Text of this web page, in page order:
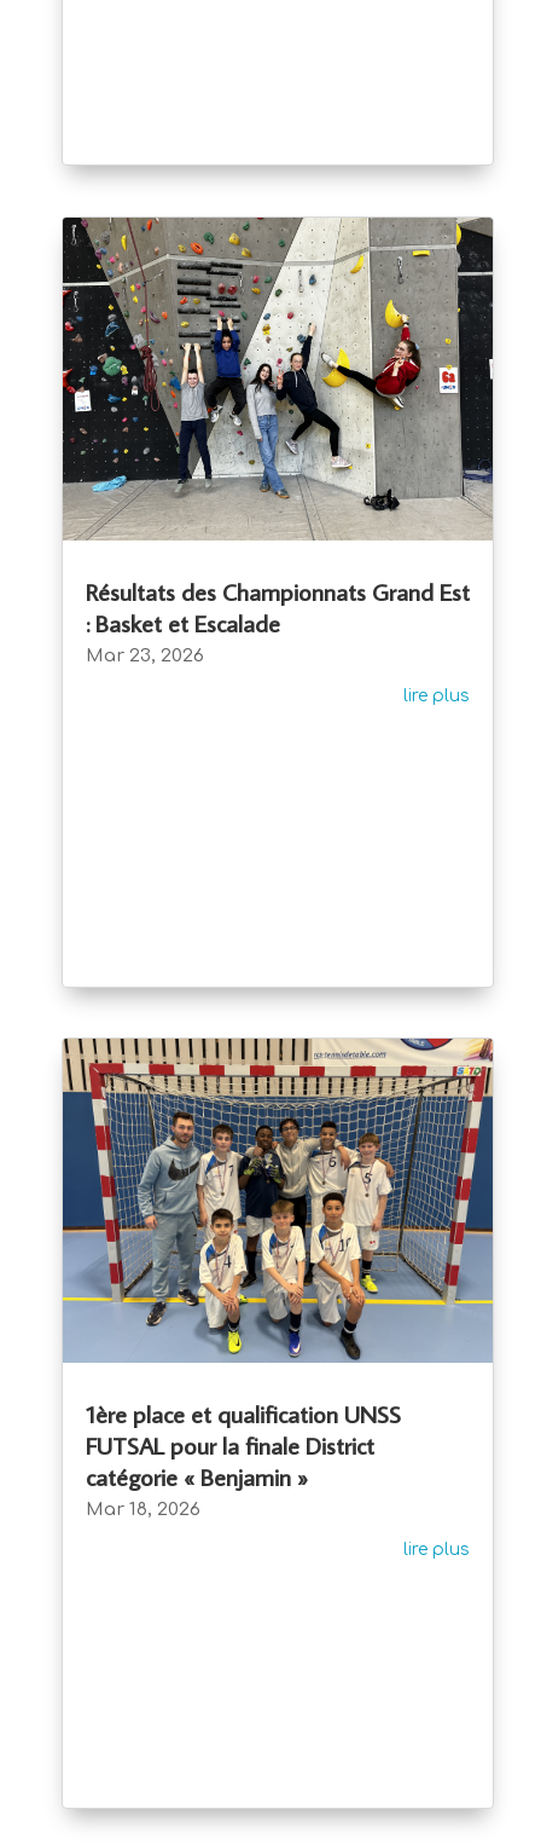
Résultats des Championnats Grand Est
: Basket et Escalade
Mar 23, 2026
lire plus
1ère place et qualification UNSS
FUTSAL pour la finale District
catégorie « Benjamin »
Mar 18, 2026
lire plus